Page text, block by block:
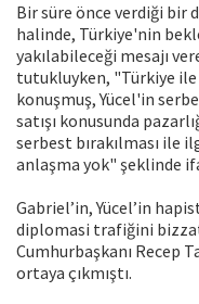
Bir süre önce verdiği bir
halinde, Türkiye'nin
yakılabileceği mesajı
tutukluyken, "Türkiye
konuşmuş, Yücel'in
satışı konusunda
serbest bırakılması ile
anlaşma yok" şeklinde
Gabriel’in, Yücel’in
diplomasi trafiğini
Cumhurbaşkanı Recep
ortaya çıkmıştı.